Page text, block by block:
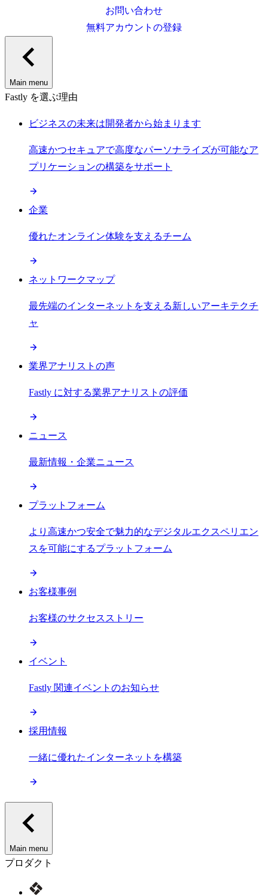
お問い合わせ
無料アカウントの登録
Main menu
Fastly を選ぶ理由
ビジネスの未来は開発者から始まります
高速かつセキュアで高度なパーソナライズが可能なア
プリケーションの構築をサポート
企業
優れたオンライン体験を支えるチーム
ネットワークマップ
最先端のインターネットを支える新しいアーキテクチ
ャ
業界アナリストの声
Fastly に対する業界アナリストの評価
ニュース
最新情報・企業ニュース
プラットフォーム
より高速かつ安全で魅力的なデジタルエクスペリエン
スを可能にするプラットフォーム
お客様事例
お客様のサクセスストリー
イベント
Fastly 関連イベントのお知らせ
採用情報
一緒に優れたインターネットを構築
Main menu
プロダクト